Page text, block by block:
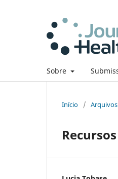
Sobre
Início / Arquivos